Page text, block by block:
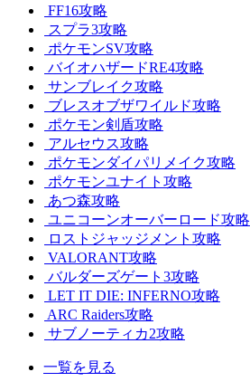
FF16攻略
スプラ3攻略
ポケモンSV攻略
バイオハザードRE4攻略
サンブレイク攻略
ブレスオブザワイルド攻略
ポケモン剣盾攻略
アルセウス攻略
ポケモンダイパリメイク攻略
ポケモンユナイト攻略
あつ森攻略
ユニコーンオーバーロード攻略
ロストジャッジメント攻略
VALORANT攻略
バルダーズゲート3攻略
LET IT DIE: INFERNO攻略
ARC Raiders攻略
サブノーティカ2攻略
一覧を見る